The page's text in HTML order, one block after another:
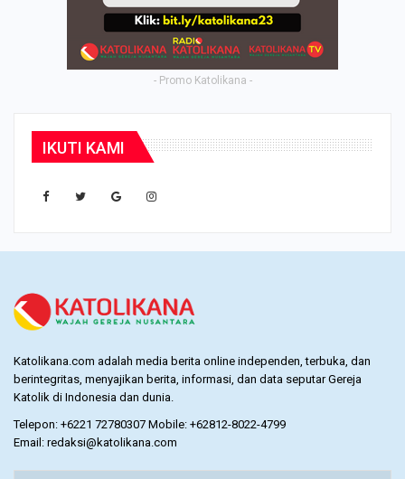
- Promo Katolikana -
IKUTI KAMI
Katolikana.com adalah media berita online independen, terbuka, dan
berintegritas, menyajikan berita, informasi, dan data seputar Gereja
Katolik di Indonesia dan dunia.
Telepon: +6221 72780307 Mobile: +62812-8022-4799
Email: redaksi@katolikana.com